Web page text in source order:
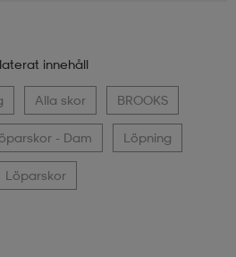
innehåll
Alla skor BROOKS
- Dam Löpning
Löparskor